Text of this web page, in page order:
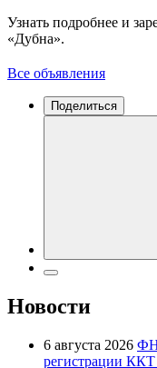
Узнать подробнее и
«Дубна».
Все объявления
Поделиться
Новости
6 августа 2026
регистрации ККТ